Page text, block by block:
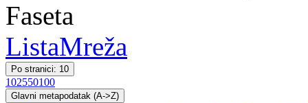
Faseta
ListaMreža
Po stranici: 10
102550100
Glavni metapodatak (A->Z)